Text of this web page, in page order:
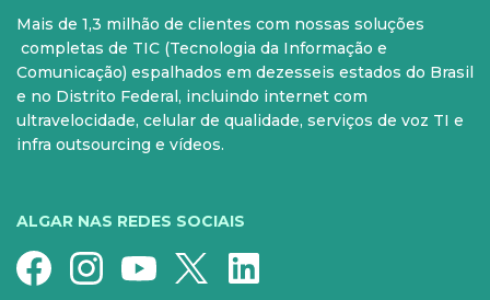
PARA SUA CASA
Internet Fibra
Fixo
Super Wi-Fi
CELULAR
Aparelhos
Mais de 1,3 milhão de clientes com nossas soluções
completas de TIC (Tecnologia da Informação e
Comunicação) espalhados em dezesseis estados do Brasil
e no Distrito Federal, incluindo internet com
ultravelocidade, celular de qualidade, serviços de voz TI e
infra outsourcing e vídeos.
ALGAR NAS REDES SOCIAIS